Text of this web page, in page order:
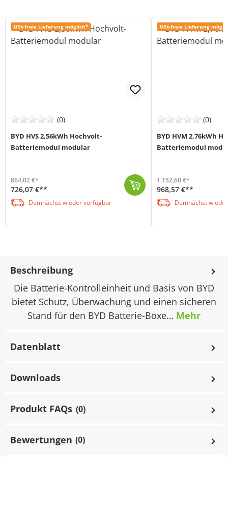
USt-freie Lieferung möglich*
(0)
BYD HVS 2,56kWh Hochvolt-
Batteriemodul modular
864,02 €*
726,07 €**
Demnächst wieder verfügbar
USt-freie Lieferung
(0)
BYD HVM 2,76kWh
Batteriemodul
1.152,60 €*
968,57 €**
Demnächst
Beschreibung
Die Batterie-Kontrolleinheit und Basis von BYD
bietet Schutz, Überwachung und einen sicheren
Stand für den BYD Batterie-Boxe… Mehr
Datenblatt
Downloads
Produkt FAQs (0)
Bewertungen (0)